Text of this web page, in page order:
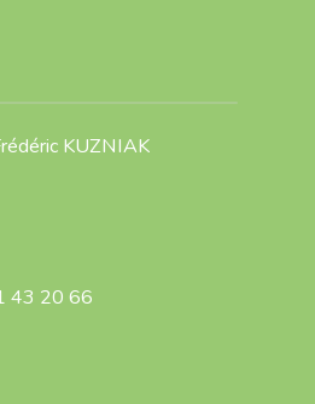
KUZNIAK
43 20 66